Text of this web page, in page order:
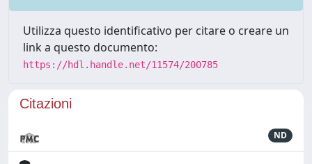
Utilizza questo identificativo per citare o creare un
link a questo documento:
https://hdl.handle.net/11574/200785
Citazioni
ND